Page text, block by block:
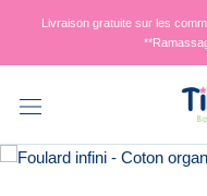
contenu
Livraison gratuite sur les